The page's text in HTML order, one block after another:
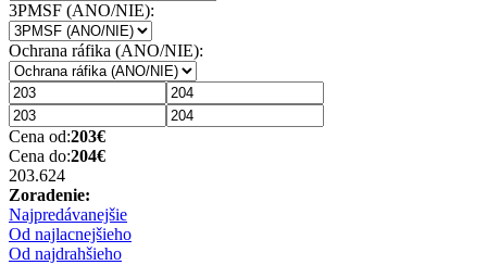
3PMSF (ANO/NIE):
Ochrana ráfika (ANO/NIE):
Cena od:203€
Cena do:204€
203.624
Zoradenie:
Najpredávanejšie
Od najlacnejšieho
Od najdrahšieho